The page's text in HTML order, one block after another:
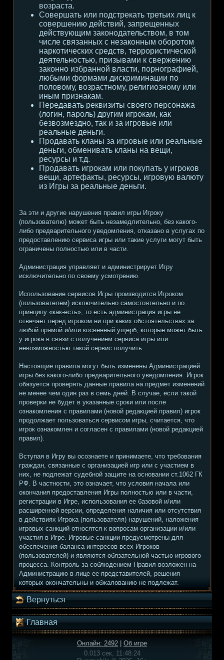
возраста.
Совершать или подстрекать третьих лиц к
совершению действий, запрещенных
действующим законодательством, в том
числе связанных с незаконным оборотом
наркотических средств, террористической
деятельностью, призывами к свержению
законно избранной власти, порнографией,
любыми формами дискриминации по
половому, возрастному, религиозному или
иным признакам.
Передавать реквизиты своего персонажа
(логин, пароль) другим игрокам, как
безвозмездно, так и за игровые или
реальные деньги.
Продавать кланы за игровые или реальные
деньги, обменивать кланы на вещи,
ресурсы и т.д.
Продавать игрокам или покупать у игроков
вещи, артефакты, ресурсы, игровую валюту
из Игры за реальные деньги.
За эти и другие нарушения правил игры Игроку
(пользователю) может быть незамедлительно, без какого-
либо предварительного уведомления, отказано в услугах по
предоставлению сервиса игры или такие услуги могут быть
ограничены полностью или в части.
Администрация управляет и администрирует Игру
исключительно по своему усмотрению.
Использование сервисов Игры производится Игроком
(пользователем) исключительно самостоятельно и по
принципу «как-есть», то есть администрация игры не
отвечает перед игроком ни при каких обстоятельствах за
любой прямой и/или косвенный ущерб, которые может быть
у игрока в связи с получением сервиса игры или
невозможностью такой сервис получить.
Настоящие правила могут быть изменены Администрацией
игры без какого-либо предварительного уведомления. Игрок
обязуется проверять данные правила на предмет изменений
не менее чем один раз в семь дней. В случае, если такой
проверки не будет в указанные сроки или после
ознакомления с правилами (новой редакцией правил) игрок
продолжает пользоваться сервисом игры, считается, что
игрок ознакомлен и согласен с правилами (новой редакцией
правил).
Вступая в Игру вы осознаете и принимаете, что требования
граждан, связанные с организацией игр или с участием в
них, не подлежат судебной защите на основании ст.1062 ГК
РФ. В частности, это означает, что условия начала или
окончания предоставления Игры полностью или в части,
регистрации в Игре, использования ее базовой и/или
расширенной версии, определения наличия или отсутствия
в действиях Игрока (пользователя) нарушений, наложения
игровых санкций относятся к вопросам организации и/или
участия в Игре. Игровые санкции предусмотрены для
обеспечения баланса интересов всех Игроков
(пользователей) и являются обязательной частью игрового
процесса. Контроль за соблюдением Правил возложен на
Администрацию в лице ее представителей, решения
которых окончательны и обжалованию не подлежат.
Вернуться
Главная
Онлайн: 2492
Об игре
0.013 сек, 11:48:24